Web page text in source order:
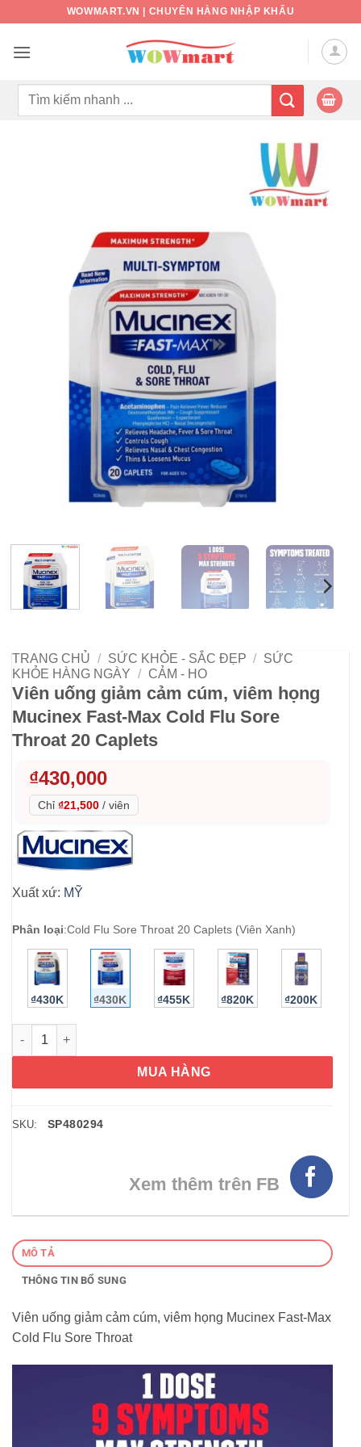
nội
WOWMART.VN | CHUYÊN HÀNG NHẬP KHẨU
Tìm
TRANG CHỦ / SỨC KHỎE - SẮC ĐẸP / SỨC
KHỎE HÀNG NGÀY / CẢM - HO
Viên uống giảm cảm cúm, viêm họng
Mucinex Fast-Max Cold Flu Sore
Throat 20 Caplets
₫430,000
Chỉ ₫21,500 / viên
Xuất xứ: MỸ
Phân loại:Cold Flu Sore Throat 20 Caplets (Viên Xanh)
₫430K ₫430K ₫455K ₫820K ₫200K
Viên uống giảm cảm cúm, viêm họng Mucinex Fast-Max Cold
MUA HÀNG
SKU: SP480294
Xem thêm trên FB
MÔ TẢ
THÔNG TIN BỔ SUNG
Viên uống giảm cảm cúm, viêm họng Mucinex Fast-Max
Cold Flu Sore Throat